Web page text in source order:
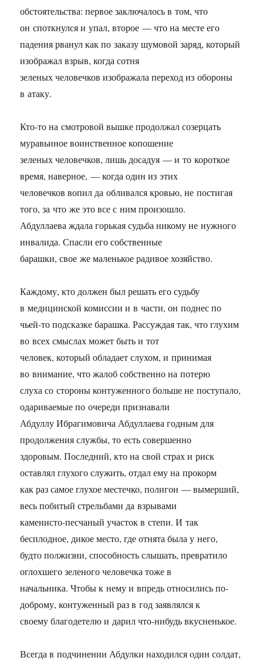
обстоятельства: первое заключалось в том, что
он споткнулся и упал, второе — что на месте его
падения рванул как по заказу шумовой заряд, который
изображал взрыв, когда сотня
зеленых человечков изображала переход из обороны
в атаку.
Кто-то на смотровой вышке продолжал созерцать
муравьиное воинственное копошение
зеленых человечков, лишь досадуя — и то короткое
время, наверное, — когда один из этих
человечков вопил да обливался кровью, не постигая
того, за что же это все с ним произошло.
Абдуллаева ждала горькая судьба никому не нужного
инвалида. Спасли его собственные
барашки, свое же маленькое радивое хозяйство.
Каждому, кто должен был решать его судьбу
в медицинской комиссии и в части, он поднес по
чьей-то подсказке барашка. Рассуждая так, что глухим
во всех смыслах может быть и тот
человек, который обладает слухом, и принимая
во внимание, что жалоб собственно на потерю
слуха со стороны контуженного больше не поступало,
одариваемые по очереди признавали
Абдуллу Ибрагимовича Абдуллаева годным для
продолжения службы, то есть совершенно
здоровым. Последний, кто на свой страх и риск
оставлял глухого служить, отдал ему на прокорм
как раз самое глухое местечко, полигон — вымерший,
весь побитый стрельбами да взрывами
каменисто-песчаный участок в степи. И так
бесплодное, дикое место, где отнята была у него,
будто полжизни, способность слышать, превратило
оглохшего зеленого человечка тоже в
начальника. Чтобы к нему и впредь относились по-
доброму, контуженный раз в год заявлялся к
своему благодетелю и дарил что-нибудь вкусненькое.
Всегда в подчинении Абдулки находился oдин солдат,